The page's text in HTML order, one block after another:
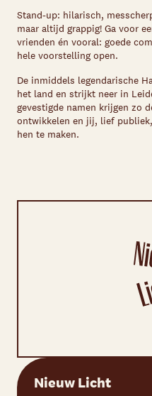
Stand-up: hilarisch,
maar altijd grappig! Ga voor
vrienden én vooral: goede
hele voorstelling open.
De inmiddels legendarische
het land en strijkt neer in
gevestigde namen krijgen zo
ontwikkelen en jij, lief
hen te maken.
Nieuw Licht